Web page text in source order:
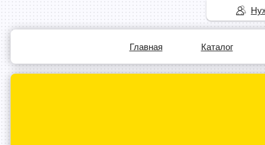
Главная Каталог